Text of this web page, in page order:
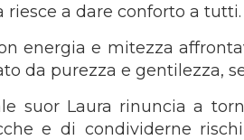
riesce a dare conforto a tutti.
energia e mitezza
da purezza e gentilezza,
suor Laura rinuncia a
e di condividerne